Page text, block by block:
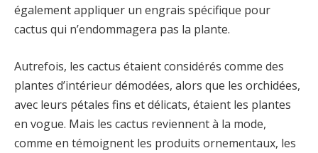
également appliquer un engrais spécifique pour
cactus qui n’endommagera pas la plante.
Autrefois, les cactus étaient considérés comme des
plantes d’intérieur démodées, alors que les orchidées,
avec leurs pétales fins et délicats, étaient les plantes
en vogue. Mais les cactus reviennent à la mode,
comme en témoignent les produits ornementaux, les